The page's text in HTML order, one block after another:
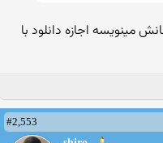
مینویسه اجازه دانلود با
#2,553